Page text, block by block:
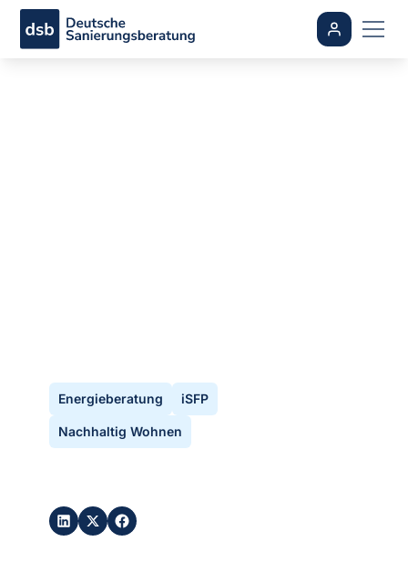
Energieberatung iSFP
Nachhaltig Wohnen